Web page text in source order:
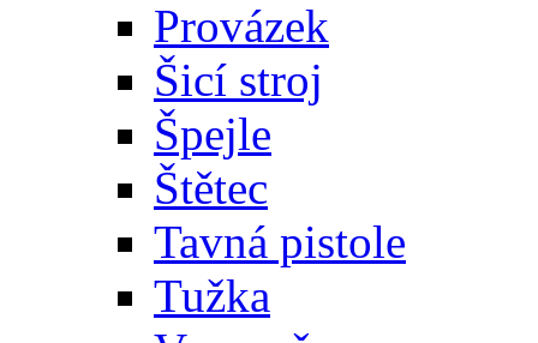
Provázek
Šicí stroj
Špejle
Štětec
Tavná pistole
Tužka